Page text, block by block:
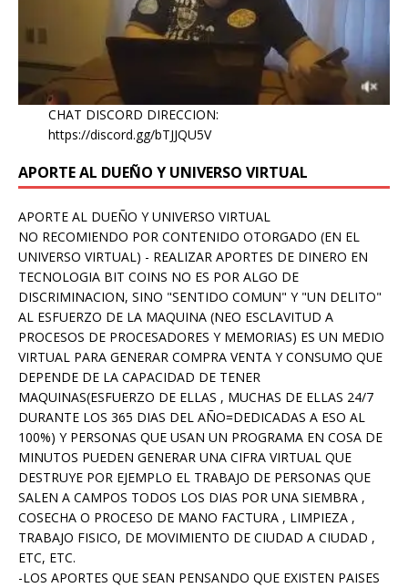
CHAT DISCORD DIRECCION:
https://discord.gg/bTJJQU5V
APORTE AL DUEÑO Y UNIVERSO VIRTUAL
APORTE AL DUEÑO Y UNIVERSO VIRTUAL
NO RECOMIENDO POR CONTENIDO OTORGADO (EN EL
UNIVERSO VIRTUAL) - REALIZAR APORTES DE DINERO EN
TECNOLOGIA BIT COINS NO ES POR ALGO DE
DISCRIMINACION, SINO "SENTIDO COMUN" Y "UN DELITO"
AL ESFUERZO DE LA MAQUINA (NEO ESCLAVITUD A
PROCESOS DE PROCESADORES Y MEMORIAS) ES UN MEDIO
VIRTUAL PARA GENERAR COMPRA VENTA Y CONSUMO QUE
DEPENDE DE LA CAPACIDAD DE TENER
MAQUINAS(ESFUERZO DE ELLAS , MUCHAS DE ELLAS 24/7
DURANTE LOS 365 DIAS DEL AÑO=DEDICADAS A ESO AL
100%) Y PERSONAS QUE USAN UN PROGRAMA EN COSA DE
MINUTOS PUEDEN GENERAR UNA CIFRA VIRTUAL QUE
DESTRUYE POR EJEMPLO EL TRABAJO DE PERSONAS QUE
SALEN A CAMPOS TODOS LOS DIAS POR UNA SIEMBRA ,
COSECHA O PROCESO DE MANO FACTURA , LIMPIEZA ,
TRABAJO FISICO, DE MOVIMIENTO DE CIUDAD A CIUDAD ,
ETC, ETC.
-LOS APORTES QUE SEAN PENSANDO QUE EXISTEN PAISES